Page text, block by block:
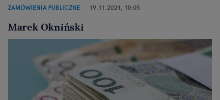
ZAMÓWIENIA PUBLICZNE 19.11.2024, 10:05
Marek Okniński